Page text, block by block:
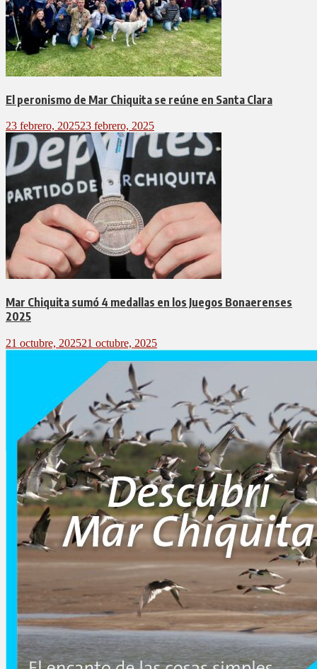
El peronismo de Mar Chiquita se reúne en Santa Clara
23 febrero, 202523 febrero, 2025
Mar Chiquita sumó 4 medallas en los Juegos Bonaerenses
2025
21 octubre, 202521 octubre, 2025